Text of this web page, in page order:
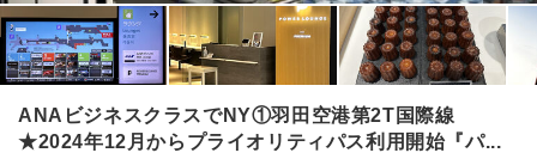
ANAビジネスクラスでNY①羽田空港第2T国際線
★2024年12月からプライオリティパス利用開始『パ...